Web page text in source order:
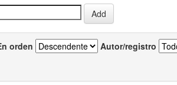
orden Autor/registro